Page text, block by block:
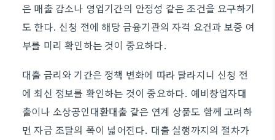
은 매출 감소나 영업기간의 안정성 같은 조건을 요구하기
도 한다. 신청 전에 해당 금융기관의 자격 요건과 보증 여
부를 미리 확인하는 것이 중요하다.
대출 금리와 기간은 정책 변화에 따라 달라지니 신청 전
에 최신 정보를 확인하는 것이 중요하다. 예비창업자대
출이나 소상공인대환대출 같은 연계 상품도 함께 고려하
면 자금 조달의 폭이 넓어진다. 대출 실행까지의 절차가